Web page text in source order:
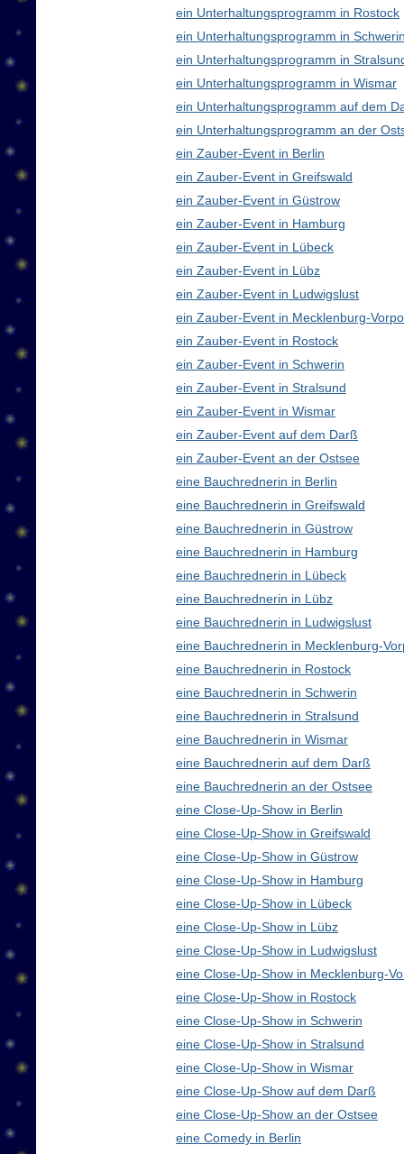
ein Unterhaltungsprogramm in Rostock
ein Unterhaltungsprogramm in
ein Unterhaltungsprogramm in
ein Unterhaltungsprogramm in Wismar
ein Unterhaltungsprogramm auf dem
ein Unterhaltungsprogramm an der
ein Zauber-Event in Berlin
ein Zauber-Event in Greifswald
ein Zauber-Event in Güstrow
ein Zauber-Event in Hamburg
ein Zauber-Event in Lübeck
ein Zauber-Event in Lübz
ein Zauber-Event in Ludwigslust
ein Zauber-Event in Mecklenburg-
ein Zauber-Event in Rostock
ein Zauber-Event in Schwerin
ein Zauber-Event in Stralsund
ein Zauber-Event in Wismar
ein Zauber-Event auf dem Darß
ein Zauber-Event an der Ostsee
eine Bauchrednerin in Berlin
eine Bauchrednerin in Greifswald
eine Bauchrednerin in Güstrow
eine Bauchrednerin in Hamburg
eine Bauchrednerin in Lübeck
eine Bauchrednerin in Lübz
eine Bauchrednerin in Ludwigslust
eine Bauchrednerin in Mecklenburg-
eine Bauchrednerin in Rostock
eine Bauchrednerin in Schwerin
eine Bauchrednerin in Stralsund
eine Bauchrednerin in Wismar
eine Bauchrednerin auf dem Darß
eine Bauchrednerin an der Ostsee
eine Close-Up-Show in Berlin
eine Close-Up-Show in Greifswald
eine Close-Up-Show in Güstrow
eine Close-Up-Show in Hamburg
eine Close-Up-Show in Lübeck
eine Close-Up-Show in Lübz
eine Close-Up-Show in Ludwigslust
eine Close-Up-Show in Mecklenburg-
eine Close-Up-Show in Rostock
eine Close-Up-Show in Schwerin
eine Close-Up-Show in Stralsund
eine Close-Up-Show in Wismar
eine Close-Up-Show auf dem Darß
eine Close-Up-Show an der Ostsee
eine Comedy in Berlin